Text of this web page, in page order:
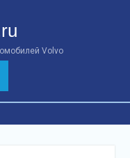
Volvo